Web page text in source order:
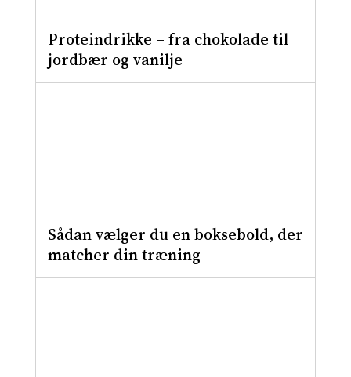
Proteindrikke – fra chokolade til
jordbær og vanilje
Sådan vælger du en boksebold, der
matcher din træning